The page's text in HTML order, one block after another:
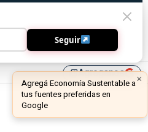
library_addAgreganos ×
Agregá Economía Sustentable a
tus fuentes preferidas en
Google
Seguir